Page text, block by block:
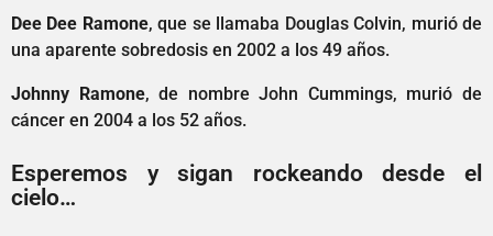
Dee Dee Ramone, que se llamaba Douglas Colvin, murió de
una aparente sobredosis en 2002 a los 49 años.
Johnny Ramone, de nombre John Cummings, murió de
cáncer en 2004 a los 52 años.
Esperemos y sigan rockeando desde el
cielo…